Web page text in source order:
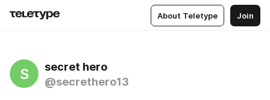
About Teletype Join
S
secret hero
@secrethero13